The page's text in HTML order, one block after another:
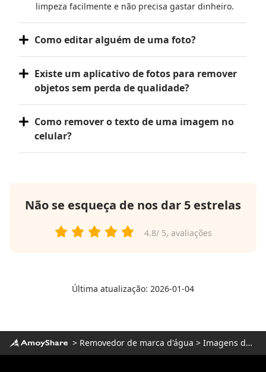
limpeza facilmente e não precisa gastar dinheiro.
Como editar alguém de uma foto?
Existe um aplicativo de fotos para remover
objetos sem perda de qualidade?
Como remover o texto de uma imagem no
celular?
Não se esqueça de nos dar 5 estrelas
4.8/ 5, avaliações
Última atualização: 2026-01-04
> Removedor de marca d'água > Imagens de limpeza